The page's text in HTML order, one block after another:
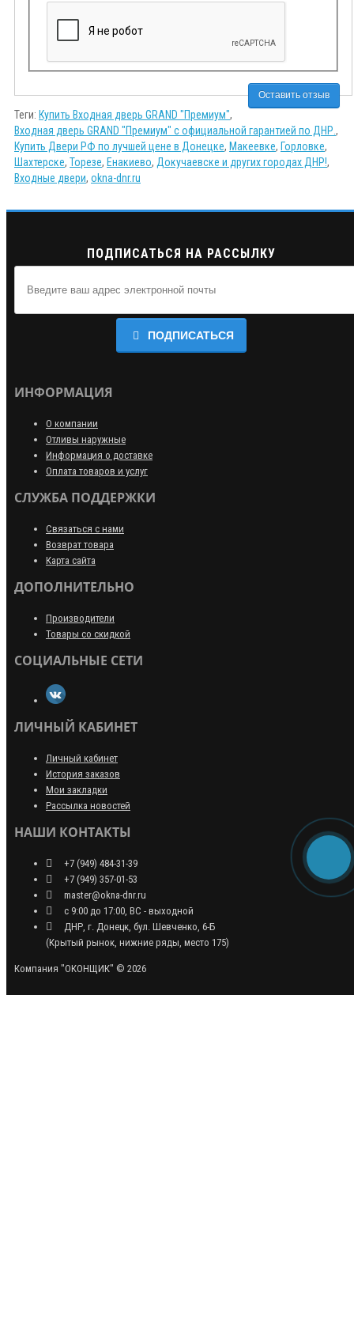
Оставить отзыв
Теги: Купить Входная дверь GRAND "Премиум",
Входная дверь GRAND "Премиум" с официальной гарантией по ДНР. ,
Купить Двери РФ по лучшей цене в Донецке, Макеевке, Горловке,
Шахтерске, Торезе, Енакиево, Докучаевске и других городах ДНР!,
Входные двери, okna-dnr.ru
ПОДПИСАТЬСЯ НА РАССЫЛКУ
ПОДПИСАТЬСЯ
ИНФОРМАЦИЯ
О компании
Отливы наружные
Информация о доставке
Оплата товаров и услуг
СЛУЖБА ПОДДЕРЖКИ
Связаться с нами
Возврат товара
Карта сайта
ДОПОЛНИТЕЛЬНО
Производители
Товары со скидкой
СОЦИАЛЬНЫЕ СЕТИ
ЛИЧНЫЙ КАБИНЕТ
Личный кабинет
История заказов
Мои закладки
Рассылка новостей
НАШИ КОНТАКТЫ
+7 (949) 484-31-39
+7 (949) 357-01-53
master@okna-dnr.ru
с 9:00 до 17:00, ВС - выходной
ДНР, г. Донецк, бул. Шевченко, 6-Б
(Крытый рынок, нижние ряды, место 175)
Компания "ОКОНЩИК" © 2026